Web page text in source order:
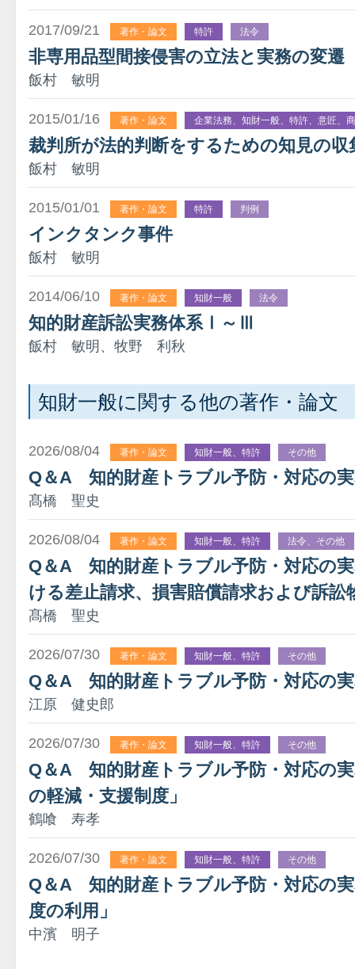
2017/09/21 著作・論文 特許 法令
非専用品型間接侵害の立法と実務の変遷
飯村 敏明
2015/01/16 著作・論文 企業法務、知財一般、特許、意匠、
裁判所が法的判断をするための知見の
飯村 敏明
2015/01/01 著作・論文 特許 判例
インクタンク事件
飯村 敏明
2014/06/10 著作・論文 知財一般 法令
知的財産訴訟実務体系Ⅰ～Ⅲ
飯村 敏明、牧野 利秋
知財一般に関する他の著作・論文
2026/08/04 著作・論文 知財一般、特許 その他
Q＆A 知的財産トラブル予防・対応の
髙橋 聖史
2026/08/04 著作・論文 知財一般、特許 法令、その他
Q＆A 知的財産トラブル予防・対応の
ける差止請求、損害賠償請求および訴訟
髙橋 聖史
2026/07/30 著作・論文 知財一般、特許 その他
Q＆A 知的財産トラブル予防・対応の
江原 健史郎
2026/07/30 著作・論文 知財一般、特許 その他
Q＆A 知的財産トラブル予防・対応の
の軽減・支援制度」
鶴喰 寿孝
2026/07/30 著作・論文 知財一般、特許 その他
Q＆A 知的財産トラブル予防・対応の
度の利用」
中濱 明子